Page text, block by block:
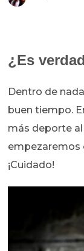
¿Es
Dentro de
buen tiempo.
más deporte al
empezaremos
¡Cuidado!